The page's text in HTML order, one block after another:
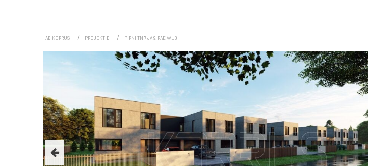
AB KORRUS PROJEKTID PIRNI TN 7 JA 9, RAE VALD